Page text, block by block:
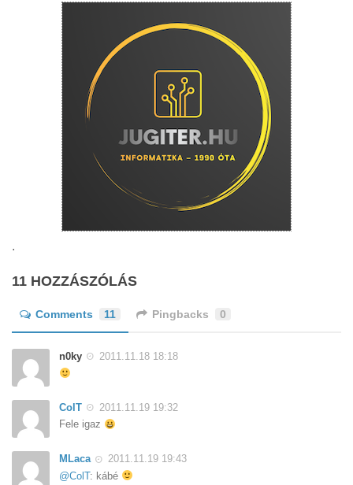
.
11 HOZZÁSZÓLÁS
Comments 11 Pingbacks 0
n0ky 2011.11.18 18:18
ColT
2011.11.19 19:32
Fele igaz
MLaca
2011.11.19 19:43
@ColT: kábé